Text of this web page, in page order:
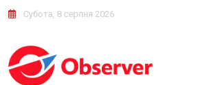
Субота, 8 серпня 2026